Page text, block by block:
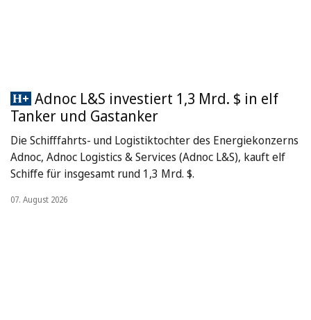
Adnoc L&S investiert 1,3 Mrd. $ in elf
Tanker und Gastanker
Die Schifffahrts- und Logistiktochter des Energiekonzerns
Adnoc, Adnoc Logistics & Services (Adnoc L&S), kauft elf
Schiffe für insgesamt rund 1,3 Mrd. $.
07. August 2026